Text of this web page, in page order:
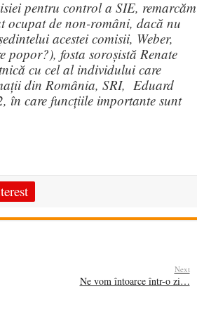
pentru control a SIE, remarcăm
ocupat de non-români, dacă nu
acestei comisii, Weber,
fosta soroșistă Renate
cu cel al individului care
din România, SRI, Eduard
în care funcțiile importante sunt
Next
Ne vom întoarce într-o zi…